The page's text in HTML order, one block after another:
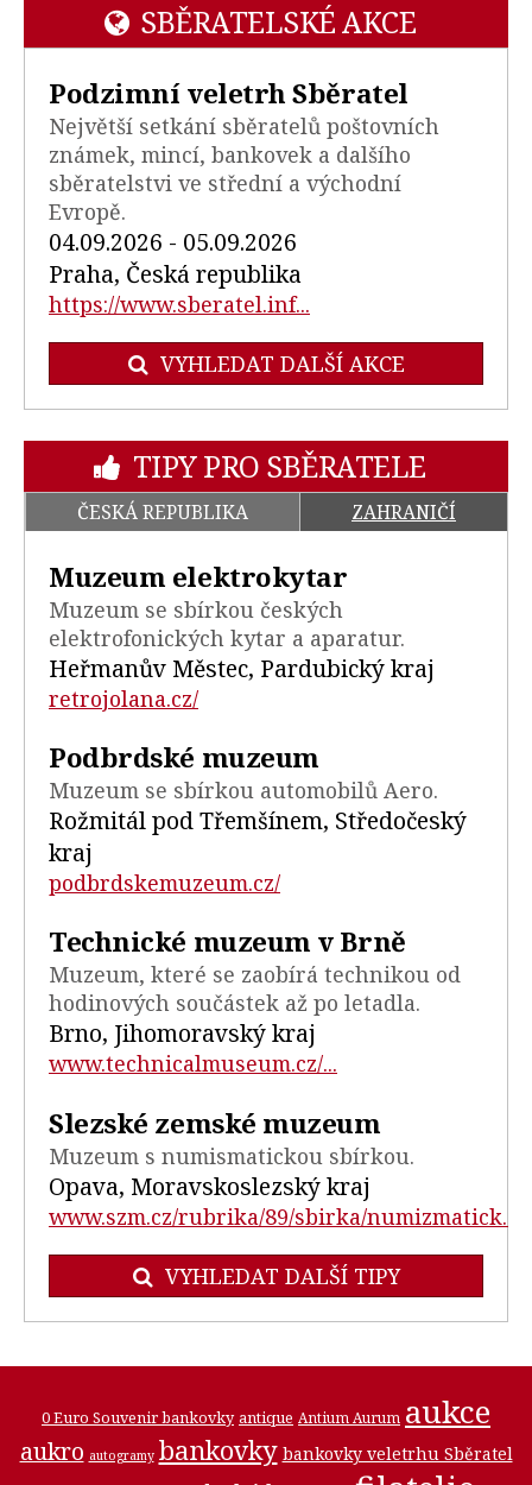
SBĚRATELSKÉ AKCE
Podzimní veletrh Sběratel
Největší setkání sběratelů poštovních
známek, mincí, bankovek a dalšího
sběratelstvi ve střední a východní
Evropě.
04.09.2026 - 05.09.2026
Praha, Česká republika
https://www.sberatel.inf...
VYHLEDAT DALŠÍ AKCE
TIPY PRO SBĚRATELE
ČESKÁ REPUBLIKA ZAHRANIČÍ
Muzeum elektrokytar
Muzeum se sbírkou českých
elektrofonických kytar a aparatur.
Heřmanův Městec, Pardubický kraj
retrojolana.cz/
Podbrdské muzeum
Muzeum se sbírkou automobilů Aero.
Rožmitál pod Třemšínem, Středočeský
kraj
podbrdskemuzeum.cz/
Technické muzeum v Brně
Muzeum, které se zaobírá technikou od
hodinových součástek až po letadla.
Brno, Jihomoravský kraj
www.technicalmuseum.cz/...
Slezské zemské muzeum
Muzeum s numismatickou sbírkou.
Opava, Moravskoslezský kraj
www.szm.cz/rubrika/89/sbirka/numizmatick...
VYHLEDAT DALŠÍ TIPY
0 Euro Souvenir bankovky antique Antium Aurum aukce
aukro autogramy bankovky bankovky veletrhu Sběratel